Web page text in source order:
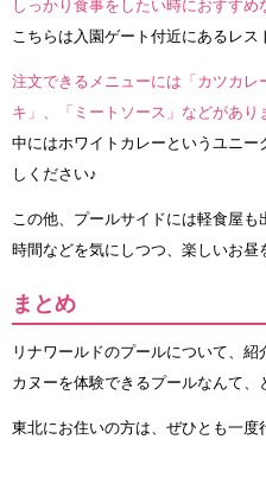
しっかり食事をしたい時におすすめ
こちらは入園ゲート付近にあるレス
注文できるメニューには「カツカ
キ」、「ミートソース」などがあり
中にはホワイトカレーというユニ
しください♪
この他、プールサイドには軽食屋も
時間などを気にしつつ、楽しいお昼
まとめ
リナワールドのプールについて、
カヌーを体験できるプールなんて、
東北にお住いの方は、ぜひとも一度